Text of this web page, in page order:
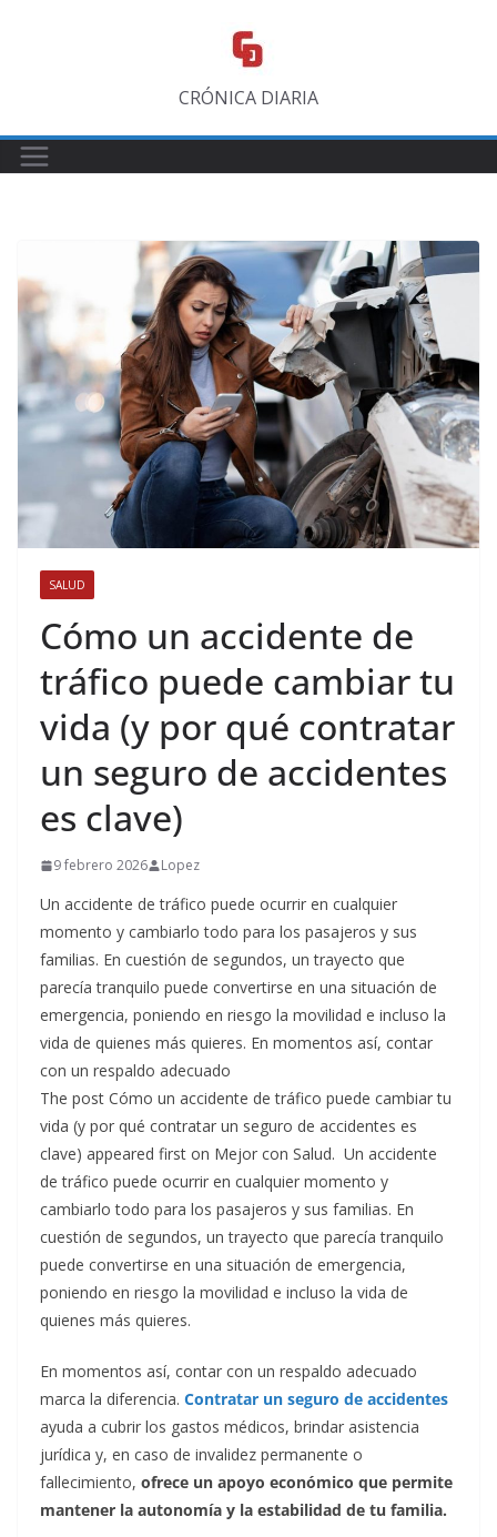
CRÓNICA DIARIA
SALUD
Cómo un accidente de
tráfico puede cambiar tu
vida (y por qué contratar
un seguro de accidentes
es clave)
9 febrero 2026 Lopez
Un accidente de tráfico puede ocurrir en cualquier
momento y cambiarlo todo para los pasajeros y sus
familias. En cuestión de segundos, un trayecto que
parecía tranquilo puede convertirse en una situación de
emergencia, poniendo en riesgo la movilidad e incluso la
vida de quienes más quieres. En momentos así, contar
con un respaldo adecuado
The post Cómo un accidente de tráfico puede cambiar tu
vida (y por qué contratar un seguro de accidentes es
clave) appeared first on Mejor con Salud. Un accidente
de tráfico puede ocurrir en cualquier momento y
cambiarlo todo para los pasajeros y sus familias. En
cuestión de segundos, un trayecto que parecía tranquilo
puede convertirse en una situación de emergencia,
poniendo en riesgo la movilidad e incluso la vida de
quienes más quieres.
En momentos así, contar con un respaldo adecuado
marca la diferencia. Contratar un seguro de accidentes
ayuda a cubrir los gastos médicos, brindar asistencia
jurídica y, en caso de invalidez permanente o
fallecimiento, ofrece un apoyo económico que permite
mantener la autonomía y la estabilidad de tu familia.